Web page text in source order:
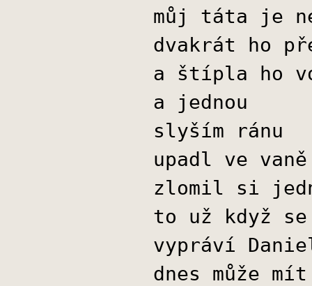
můj táta je
dvakrát ho
a štípla ho
a jednou
slyším ránu
upadl ve vaně
zlomil si
to už když se
vypráví
dnes může